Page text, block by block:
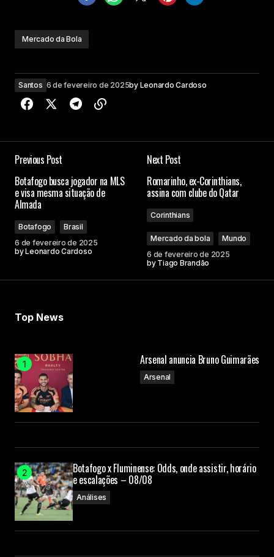
Mercado da Bola
Santos 6 de fevereiro de 2025by Leonardo Cardoso
Previous Post
Botafogo busca jogador na MLS
e visa mesma situação de
Almada
Botafogo
Brasil
6 de fevereiro de 2025
byLeonardo Cardoso
Next Post
Romarinho, ex-Corinthians,
assina com clube do Qatar
Corinthians
Mercado da bola
Mundo
6 de fevereiro de 2025
by Tiago Brandão
Top News
Arsenal anuncia Bruno Guimarães
Arsenal
Botafogo x Fluminense: Odds, onde assistir, horário
e escalações – 08/08
Análises